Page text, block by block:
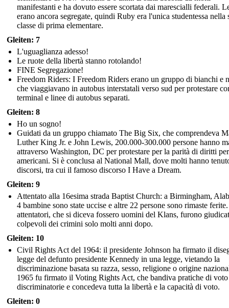
manifestanti e ha dovuto essere scortata dai marescialli federali.
erano ancora segregate, quindi Ruby era l'unica studentessa nella
classe di prima elementare.
Gleiten: 7
L'uguaglianza adesso!
Le ruote della libertà stanno rotolando!
FINE Segregazione!
Freedom Riders: I Freedom Riders erano un gruppo di bianchi e
che viaggiavano in autobus interstatali verso sud per protestare
terminal e linee di autobus separati.
Gleiten: 8
Ho un sogno!
Guidati da un gruppo chiamato The Big Six, che comprendeva
Luther King Jr. e John Lewis, 200.000-300.000 persone hanno
attraverso Washington, DC per protestare per la parità di diritti
americani. Si è conclusa al National Mall, dove molti hanno
discorsi, tra cui il famoso discorso I Have a Dream.
Gleiten: 9
Attentato alla 16esima strada Baptist Church: a Birmingham,
4 bambine sono state uccise e altre 22 persone sono rimaste
attentatori, che si diceva fossero uomini del Klans, furono
colpevoli dei crimini solo molti anni dopo.
Gleiten: 10
Civil Rights Act del 1964: il presidente Johnson ha firmato il
legge del defunto presidente Kennedy in una legge, vietando la
discriminazione basata su razza, sesso, religione o origine
1965 fu firmato il Voting Rights Act, che bandiva pratiche di voto
discriminatorie e concedeva tutta la libertà e la capacità di voto.
Gleiten: 0